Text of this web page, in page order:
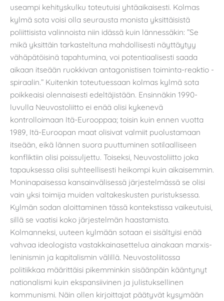
useampi kehityskulku toteutuisi yhtäaikaisesti. Kolmas
kylmä sota voisi olla seurausta monista yksittäisistä
poliittisista valinnoista niin idässä kuin lännessäkin: ”Se
mikä yksittäin tarkasteltuna mahdollisesti näyttäytyy
vähäpätöisinä tapahtumina, voi potentiaalisesti saada
aikaan itseään ruokkivan antagonistisen toiminta-reaktio -
spiraalin.” Kuitenkin toteutuessaan kolmas kylmä sota
poikkeaisi olennaisesti edeltäjistään. Ensinnäkin 1990-
luvulla Neuvostoliitto ei enää olisi kykenevä
kontrolloimaan Itä-Eurooppaa; toisin kuin ennen vuotta
1989, Itä-Euroopan maat olisivat valmiit puolustamaan
itseään, eikä lännen suora puuttuminen sotilaalliseen
konfliktiin olisi poissuljettu. Toiseksi, Neuvostoliitto joka
tapauksessa olisi suhteellisesti heikompi kuin aikaisemmin.
Moninapaisessa kansainvälisessä järjestelmässä se olisi
vain yksi toimija muiden valtakeskusten puristuksessa.
Kylmän sodan aloittaminen tässä kontekstissa vaikeutuisi,
sillä se vaatisi koko järjestelmän haastamista.
Kolmanneksi, uuteen kylmään sotaan ei sisältyisi enää
vahvaa ideologista vastakkainasettelua ainakaan marxis-
leninismin ja kapitalismin välillä. Neuvostoliitossa
politiikkaa määrittäisi pikemminkin sisäänpäin kääntynyt
nationalismi kuin ekspansiivinen ja julistuksellinen
kommunismi. Näin ollen kirjoittajat päätyvät kysymään